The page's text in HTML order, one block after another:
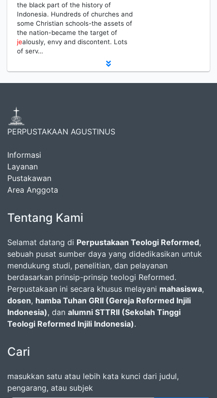
the black part of the history of
Indonesia. Hundreds of churches and
some Christian schools-the assets of
the nation-became the target of
jealously, envy and discontent. Lots
of serv…
PERPUSTAKAAN AGUSTINUS
Informasi
Layanan
Pustakawan
Area Anggota
Tentang Kami
Selamat datang di Perpustakaan Teologi Reformed,
sebuah pusat sumber daya yang didedikasikan untuk
mendukung studi, penelitian, dan pelayanan
berdasarkan prinsip-prinsip teologi Reformed.
Perpustakaan ini secara khusus melayani mahasiswa,
dosen, hamba Tuhan GRII (Gereja Reformed Injili
Indonesia), dan alumni STTRII (Sekolah Tinggi
Teologi Reformed Injili Indonesia).
Cari
masukkan satu atau lebih kata kunci dari judul,
pengarang, atau subjek